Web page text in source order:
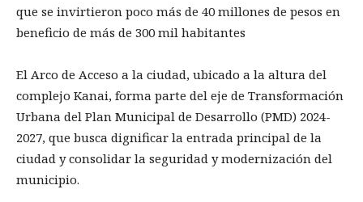
que se invirtieron poco más de 40 millones de pesos en
beneficio de más de 300 mil habitantes
El Arco de Acceso a la ciudad, ubicado a la altura del
complejo Kanai, forma parte del eje de Transformación
Urbana del Plan Municipal de Desarrollo (PMD) 2024-
2027, que busca dignificar la entrada principal de la
ciudad y consolidar la seguridad y modernización del
municipio.